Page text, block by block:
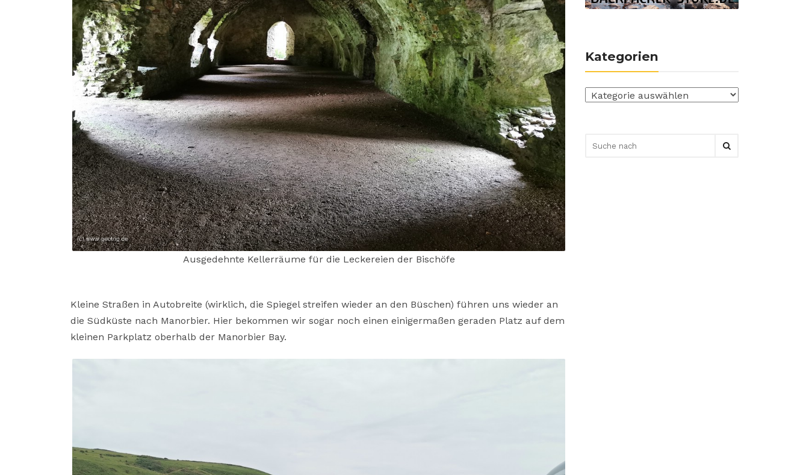
Ausgedehnte Kellerräume für die Leckereien der Bischöfe
Kleine Straßen in Autobreite (wirklich, die Spiegel streifen wieder an den Büschen) führen uns wieder an
die Südküste nach Manorbier. Hier bekommen wir sogar noch einen einigermaßen geraden Platz auf dem
kleinen Parkplatz oberhalb der Manorbier Bay.
Kategorien
Kategorien